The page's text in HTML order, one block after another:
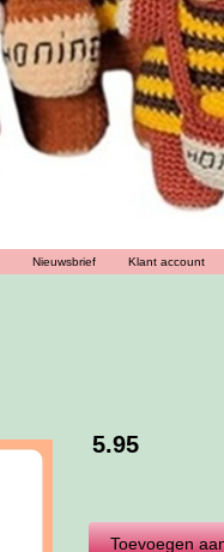
Nieuwsbrief Klant account
5.95